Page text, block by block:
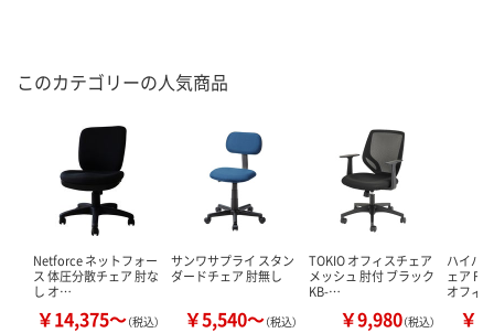
このカテゴリーの人気商品
Netforce ネットフォー
ス 体圧分散チェア 肘な
し オ…
￥14,375～（税込）
サンワサプライ スタン
ダードチェア 肘無し
￥5,540～（税込）
TOKIO オフィスチェア
メッシュ 肘付 ブラック
KB-…
￥9,980（税込）
ハイバ
ェア
オフィ
￥